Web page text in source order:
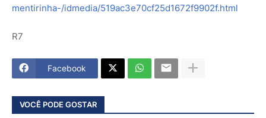
mentirinha-/idmedia/519ac3e70cf25d1672f9902f.html
R7
Facebook
VOCÊ PODE GOSTAR